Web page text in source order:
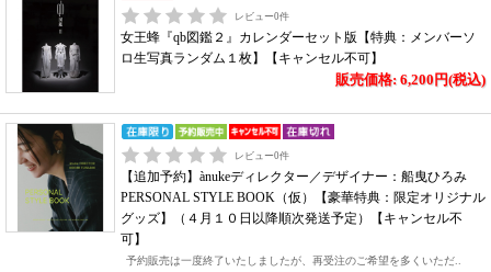
レビュー0件
女王蜂『qb図鑑２』カレンダーセット版【特典：メンバーソ
ロ生写真ランダム１枚】【キャンセル不可】
販売価格: 6,200円(税込)
レビュー0件
【追加予約】ànukeディレクター／デザイナー：船曳ひろみ
PERSONAL STYLE BOOK（仮）【豪華特典：限定オリジナル
グッズ】（４月１０日以降順次発送予定）【キャンセル不
可】
予約販売は一度終了いたしましたが、再受注のご希望を多くいただ..